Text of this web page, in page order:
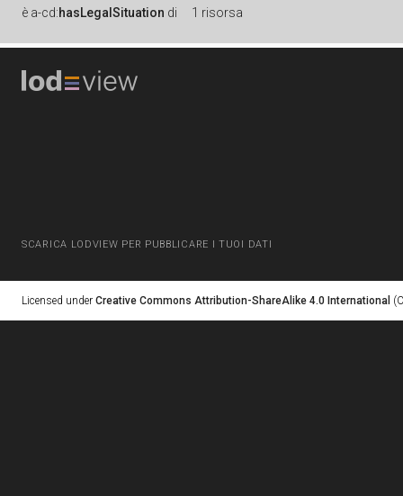
è a-cd:hasLegalSituation di 1 risorsa
SCARICA LODVIEW PER PUBBLICARE I TUOI DATI
Licensed under Creative Commons Attribution-ShareAlike 4.0 International